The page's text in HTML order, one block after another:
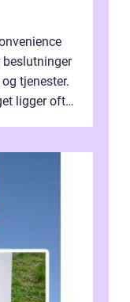
tjenester.
ligger ofte